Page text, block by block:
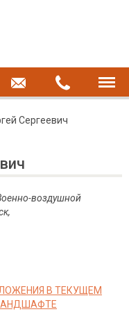
Сергеевич
воздушной
В ТЕКУЩЕМ